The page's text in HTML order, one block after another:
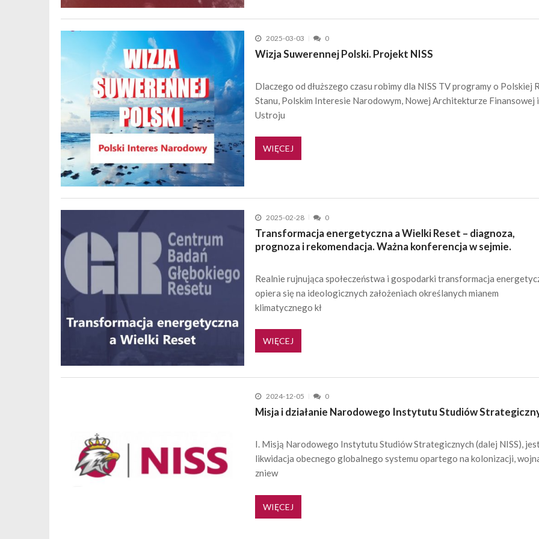
2025-03-03 0
Wizja Suwerennej Polski. Projekt NISS
Dlaczego od dłuższego czasu robimy dla NISS TV programy o Polskiej
Stanu, Polskim Interesie Narodowym, Nowej Architekturze Finansowej i
Ustroju
WIĘCEJ
2025-02-28 0
Transformacja energetyczna a Wielki Reset – diagnoza,
prognoza i rekomendacja. Ważna konferencja w sejmie.
Realnie rujnująca społeczeństwa i gospodarki transformacja
opiera się na ideologicznych założeniach określanych mianem
klimatycznego kł
WIĘCEJ
2024-12-05 0
Misja i działanie Narodowego Instytutu Studiów
I. Misją Narodowego Instytutu Studiów Strategicznych (dalej NISS),
likwidacja obecnego globalnego systemu opartego na kolonizacji,
zniew
WIĘCEJ